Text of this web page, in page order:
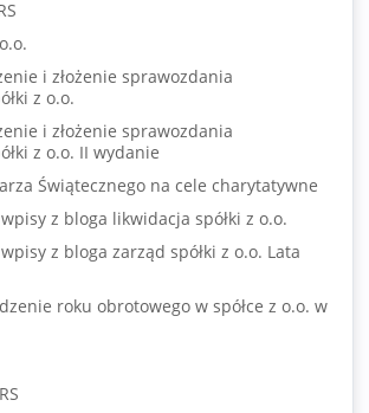
i złożenie sprawozdania
z o.o.
i złożenie sprawozdania
z o.o. II wydanie
Świątecznego na cele charytatywne
z bloga likwidacja spółki z o.o.
z bloga zarząd spółki z o.o. Lata
roku obrotowego w spółce z o.o. w